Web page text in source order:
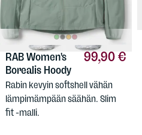
99,90 €
RABWomen's
Borealis Hoody
Rabin kevyin softshell vähän
lämpimämpään säähän. Slim
fit -malli.